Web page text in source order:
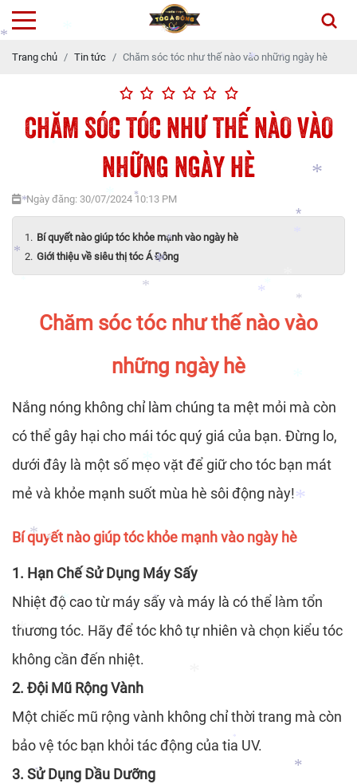
*
*
*
*
*
*
*
*
*
*
*
*
*
*
*
*
*
*
*
*
*
*
Trang chủ Tin tức Chăm sóc tóc như thế nào vào những ngày hè
CHĂM SÓC TÓC NHƯ THẾ NÀO VÀO
NHỮNG NGÀY HÈ
Ngày đăng: 30/07/2024 10:13 PM
Bí quyết nào giúp tóc khỏe mạnh vào ngày hè
Giới thiệu về siêu thị tóc Á Đông
Chăm sóc tóc như thế nào vào
những ngày hè
Nắng nóng không chỉ làm chúng ta mệt mỏi mà còn
có thể gây hại cho mái tóc quý giá của bạn. Đừng lo,
dưới đây là một số mẹo vặt để giữ cho tóc bạn mát
mẻ và khỏe mạnh suốt mùa hè sôi động này!
Bí quyết nào giúp tóc khỏe mạnh vào ngày hè
1. Hạn Chế Sử Dụng Máy Sấy
Nhiệt độ cao từ máy sấy và máy là có thể làm tổn
thương tóc. Hãy để tóc khô tự nhiên và chọn kiểu tóc
không cần đến nhiệt.
2. Đội Mũ Rộng Vành
Một chiếc mũ rộng vành không chỉ thời trang mà còn
bảo vệ tóc bạn khỏi tác động của tia UV.
3. Sử Dụng Dầu Dưỡng